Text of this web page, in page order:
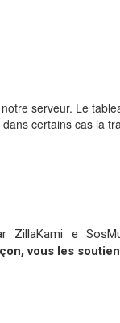
serveur. Le
certains cas la
ZillaKami e
vous les